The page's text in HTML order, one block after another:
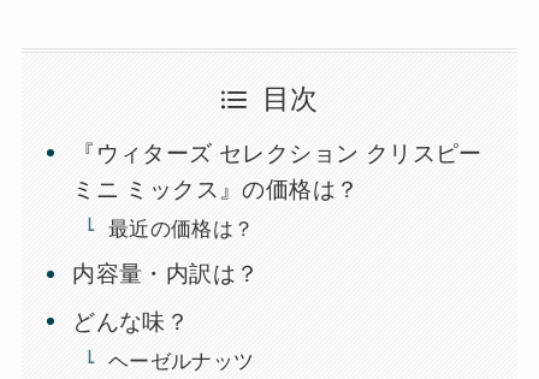
目次
『ウィターズ セレクション クリスピー
ミニ ミックス』の価格は？
最近の価格は？
内容量・内訳は？
どんな味？
ヘーゼルナッツ